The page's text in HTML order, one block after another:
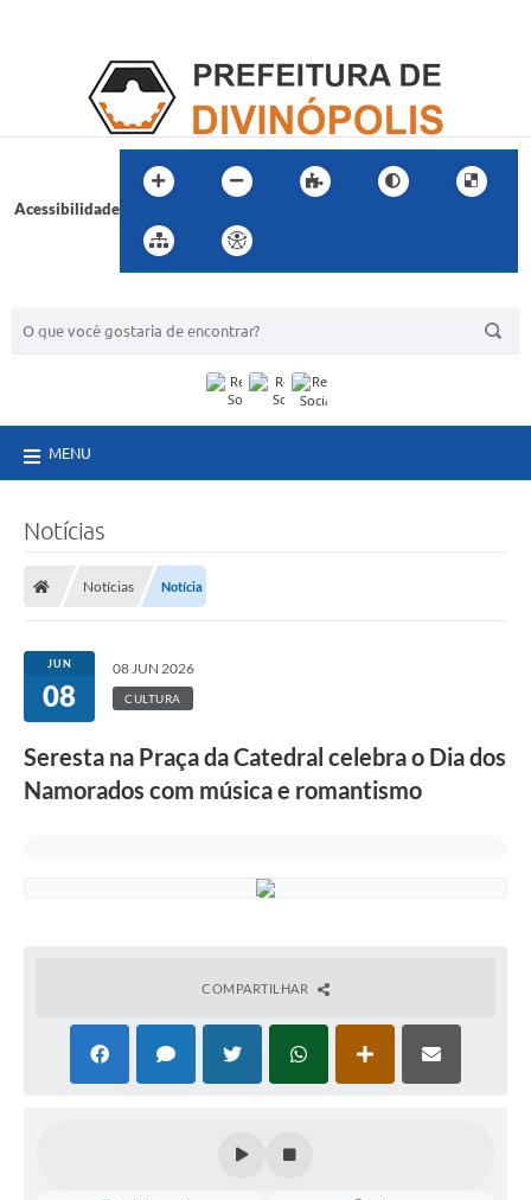
Acessibilidade
MENU
Notícias
Notícias Notícia
JUN
08
08 JUN 2026
CULTURA
Seresta na Praça da Catedral celebra o Dia dos
Namorados com música e romantismo
COMPARTILHAR